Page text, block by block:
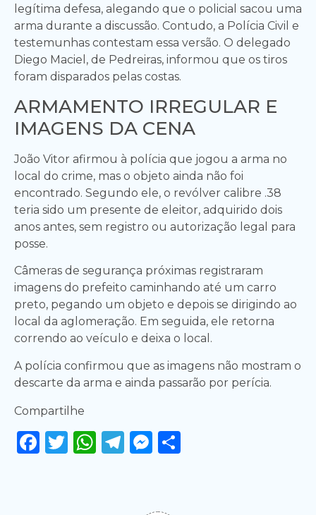
legítima defesa, alegando que o policial sacou uma
arma durante a discussão. Contudo, a Polícia Civil e
testemunhas contestam essa versão. O delegado
Diego Maciel, de Pedreiras, informou que os tiros
foram disparados pelas costas.
ARMAMENTO IRREGULAR E
IMAGENS DA CENA
João Vitor afirmou à polícia que jogou a arma no
local do crime, mas o objeto ainda não foi
encontrado. Segundo ele, o revólver calibre .38
teria sido um presente de eleitor, adquirido dois
anos antes, sem registro ou autorização legal para
posse.
Câmeras de segurança próximas registraram
imagens do prefeito caminhando até um carro
preto, pegando um objeto e depois se dirigindo ao
local da aglomeração. Em seguida, ele retorna
correndo ao veículo e deixa o local.
A polícia confirmou que as imagens não mostram o
descarte da arma e ainda passarão por perícia.
Compartilhe
Facebook
Twitter
WhatsApp
Telegram
Messenger